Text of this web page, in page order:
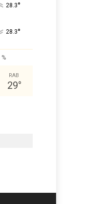
28.3°
28.3°
%
RAB
29°